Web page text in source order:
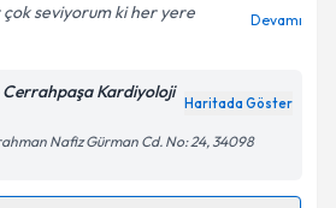
işlenmesine ilişkin Aydınlatma
kabul ediyorum.
çok seviyorum ki her yere
Devamı
Kardiyoloji
Haritada Göster
Nafiz Gürman Cd. No: 24, 34098